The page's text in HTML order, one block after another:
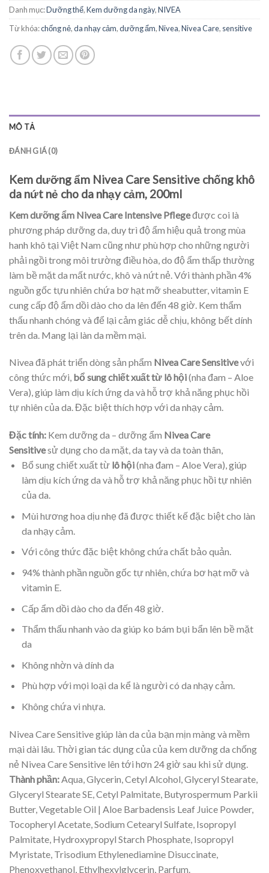
Danh mục:Dưỡng thể,Kem dưỡng da ngày,NIVEA
Từ khóa:chống nẻ,da nhạy cảm,dưỡng ẩm,Nivea,Nivea Care, sensitive
MÔ TẢ
ĐÁNH GIÁ (0)
Kem dưỡng ẩm Nivea Care Sensitive chống khô
da nứt nẻ cho da nhạy cảm, 200ml
Kem dưỡng ẩm Nivea Care Intensive Pflegeđược coi là
phương pháp dưỡng da, duy trì độ ẩm hiệu quả trong mùa
hanh khô tại Việt Nam cũng như phù hợp cho những người
phải ngồi trong môi trường điều hòa, do độ ẩm thấp thường
làm bề mặt da mất nước, khô và nứt nẻ. Với thành phần 4%
nguồn gốc tựu nhiên chứa bơ hạt mỡ sheabutter, vitamin E
cung cấp độ ẩm dồi dào cho da lên đến 48 giờ. Kem thẩm
thấu nhanh chóng và để lại cảm giác dễ chịu, không bết dính
trên da. Mang lại làn da mềm mại.
Nivea đã phát triển dòng sản phẩm Nivea Care Sensitivevới
công thức mới, bổ sung chiết xuất từ lô hội(nha đam – Aloe
Vera), giúp làm dịu kích ứng da và hỗ trợ khả năng phục hồi
tự nhiên của da. Đặc biệt thích hợp với da nhạy cảm.
Đặc tính: Kem dưỡng da – dưỡng ẩm Nivea Care
Sensitivesử dụng cho da mặt, da tay và da toàn thân,
Bổ sung chiết xuất từ lô hội(nha đam – Aloe Vera), giúp
làm dịu kích ứng da và hỗ trợ khả năng phục hồi tự nhiên
của da.
Mùi hương hoa dịu nhẹ đã được thiết kế đặc biệt cho làn
da nhạy cảm.
Với công thức đặc biệt không chứa chất bảo quản.
94% thành phần nguồn gốc tự nhiên, chứa bơ hạt mỡ và
vitamin E.
Cấp ẩm dồi dào cho da đến 48 giờ.
Thẩm thấu nhanh vào da giúp ko bám bụi bẩn lên bề mặt
da
Không nhờn và dính da
Phù hợp với mọi loại da kể là người có da nhạy cảm.
Không chứa vi nhựa.
Nivea Care Sensitive giúp làn da của bạn mịn màng và mềm
mại dài lâu. Thời gian tác dụng của của kem dưỡng da chống
nẻ Nivea Care Sensitive lên tới hơn 24 giờ sau khi sử dụng.
Thành phần: Aqua, Glycerin, Cetyl Alcohol, Glyceryl Stearate,
Glyceryl Stearate SE, Cetyl Palmitate, Butyrospermum Parkii
Butter, Vegetable Oil | Aloe Barbadensis Leaf Juice Powder,
Tocopheryl Acetate, Sodium Cetearyl Sulfate, Isopropyl
Palmitate, Hydroxypropyl Starch Phosphate, Isopropyl
Myristate, Trisodium Ethylenediamine Disuccinate,
Phenoxyethanol, Ethylhexylglycerin, Parfum.